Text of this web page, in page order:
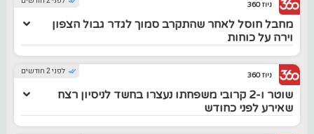
ניוז 360
מחבל חוסל לאחר שהתקרב סמוך לגדר גבול הצפון
וירה על כוחות
לפני 2 חודשים ניוז 360
שוטר ו-2 קרובי משפחתו נעצרו בחשד לניסיון רצח
שאירע לפני כחודש